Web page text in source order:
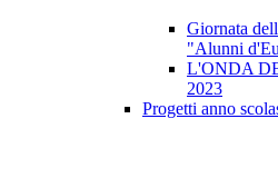
Giornata
"Alunni
L'ONDA
2023
Progetti anno